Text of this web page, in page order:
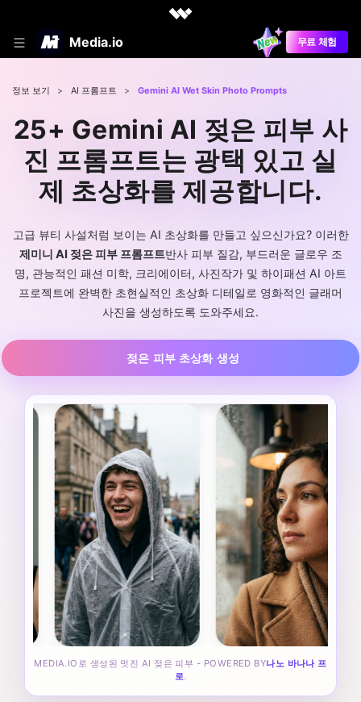
Media.io 무료 체험
정보 보기 > AI 프롬프트 > Gemini AI Wet Skin Photo Prompts
25+ Gemini AI 젖은 피부 사
진 프롬프트는 광택 있고 실
제 초상화를 제공합니다.
고급 뷰티 사설처럼 보이는 AI 초상화를 만들고 싶으신가요? 이러한
제미니 AI 젖은 피부 프롬프트반사 피부 질감, 부드러운 글로우 조
명, 관능적인 패션 미학, 크리에이터, 사진작가 및 하이패션 AI 아트
프로젝트에 완벽한 초현실적인 초상화 디테일로 영화적인 글래머
사진을 생성하도록 도와주세요.
젖은 피부 초상화 생성
MEDIA.IO로 생성된 멋진 AI 젖은 피부 - POWERED BY나노 바나나 프
로.